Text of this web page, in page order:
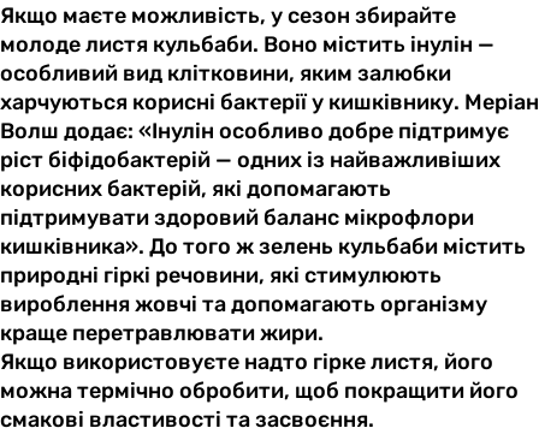
Якщо маєте можливість, у сезон збирайте
молоде листя кульбаби. Воно містить інулін —
особливий вид клітковини, яким залюбки
харчуються корисні бактерії у кишківнику. Меріан
Волш додає: «Інулін особливо добре підтримує
ріст біфідобактерій — одних із найважливіших
корисних бактерій, які допомагають
підтримувати здоровий баланс мікрофлори
кишківника». До того ж зелень кульбаби містить
природні гіркі речовини, які стимулюють
вироблення жовчі та допомагають організму
краще перетравлювати жири.
Якщо використовуєте надто гірке листя, його
можна термічно обробити, щоб покращити його
смакові властивості та засвоєння.